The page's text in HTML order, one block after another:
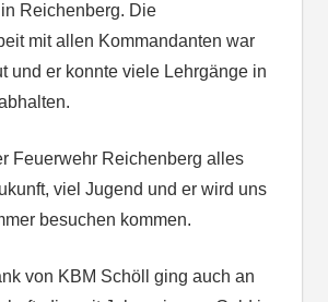
Reichenberg. Die
mit allen Kommandanten war
und er konnte viele Lehrgänge in
Feuerwehr Reichenberg alles
viel Jugend und er wird uns
besuchen kommen.
von KBM Schöll ging auch an